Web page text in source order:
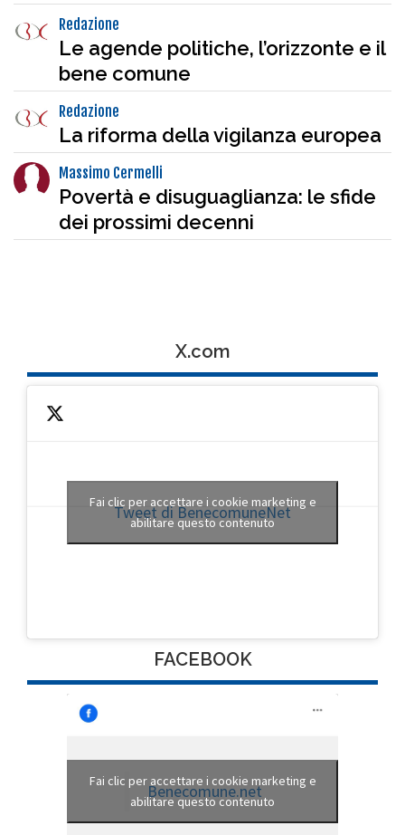
Redazione
Le agende politiche, l’orizzonte e il
bene comune
Redazione
La riforma della vigilanza europea
Massimo Cermelli
Povertà e disuguaglianza: le sfide
dei prossimi decenni
X.com
Tweet di BenecomuneNet
Fai clic per accettare i cookie marketing e
abilitare questo contenuto
FACEBOOK
Benecomune.net
Fai clic per accettare i cookie marketing e
abilitare questo contenuto